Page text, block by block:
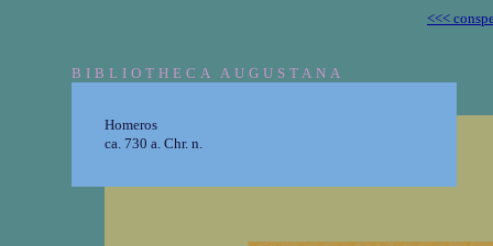
<<<
BIBLIOTHECA AUGUSTANA
Homeros
ca. 730 a. Chr. n.